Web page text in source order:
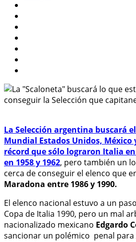
La Selección argentina buscará
Mundial Estados Unidos, México
récord que sólo lograron Italia en
en 1958 y 1962, pero también un
cerca de conseguir el elenco que
Maradona entre 1986 y 1990.
El elenco nacional estuvo a un
Copa de Italia 1990, pero un mal
nacionalizado mexicano Edgardo
sancionar un polémico penal para